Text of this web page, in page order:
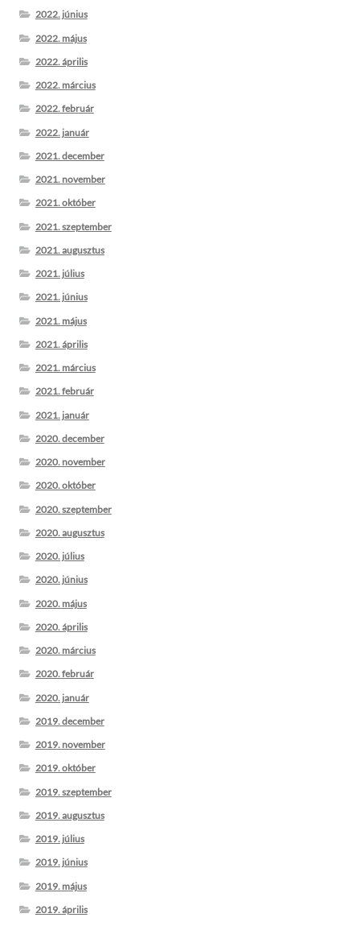
2022. június
2022. május
2022. április
2022. március
2022. február
2022. január
2021. december
2021. november
2021. október
2021. szeptember
2021. augusztus
2021. július
2021. június
2021. május
2021. április
2021. március
2021. február
2021. január
2020. december
2020. november
2020. október
2020. szeptember
2020. augusztus
2020. július
2020. június
2020. május
2020. április
2020. március
2020. február
2020. január
2019. december
2019. november
2019. október
2019. szeptember
2019. augusztus
2019. július
2019. június
2019. május
2019. április